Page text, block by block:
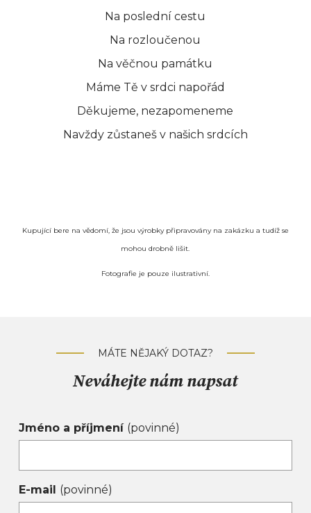
bohcánek chvojový - růžovobílý
bochánek chvojový - žlutobílý
ks
Na poslední cestu
Na rozloučenou
Na věčnou památku
Máme Tě v srdci napořád
Děkujeme, nezapomeneme
Navždy zůstaneš v našich srdcích
Kupující bere na vědomí, že jsou výrobky připravovány na zakázku a tudíž se
mohou drobně lišit.
Fotografie je pouze ilustrativní.
MÁTE NĚJAKÝ DOTAZ?
Neváhejte nám napsat
Jméno a příjmení (povinné)
E-mail (povinné)